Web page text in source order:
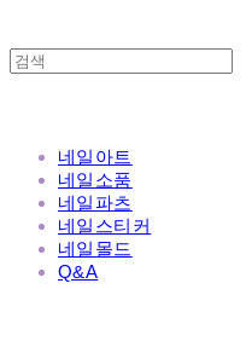
네일아트
네일소품
네일파츠
네일스티커
네일몰드
Q&A